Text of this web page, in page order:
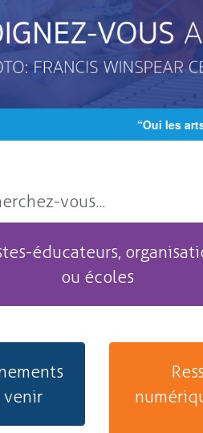
“Oui les
vous...
éducateurs,
ou écoles
venir